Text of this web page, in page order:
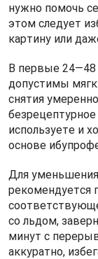
нужно помочь
этом следует
картину или
В первые 24—48
допустимы
снятия
используете и
основе
Для
рекомендуется
со льдом,
минут с
аккуратно,